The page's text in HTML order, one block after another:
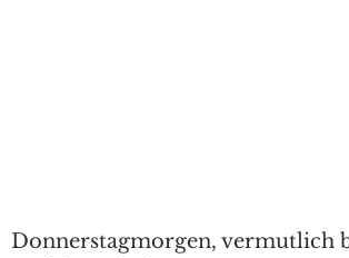
Donnerstagmorgen, vermutlich